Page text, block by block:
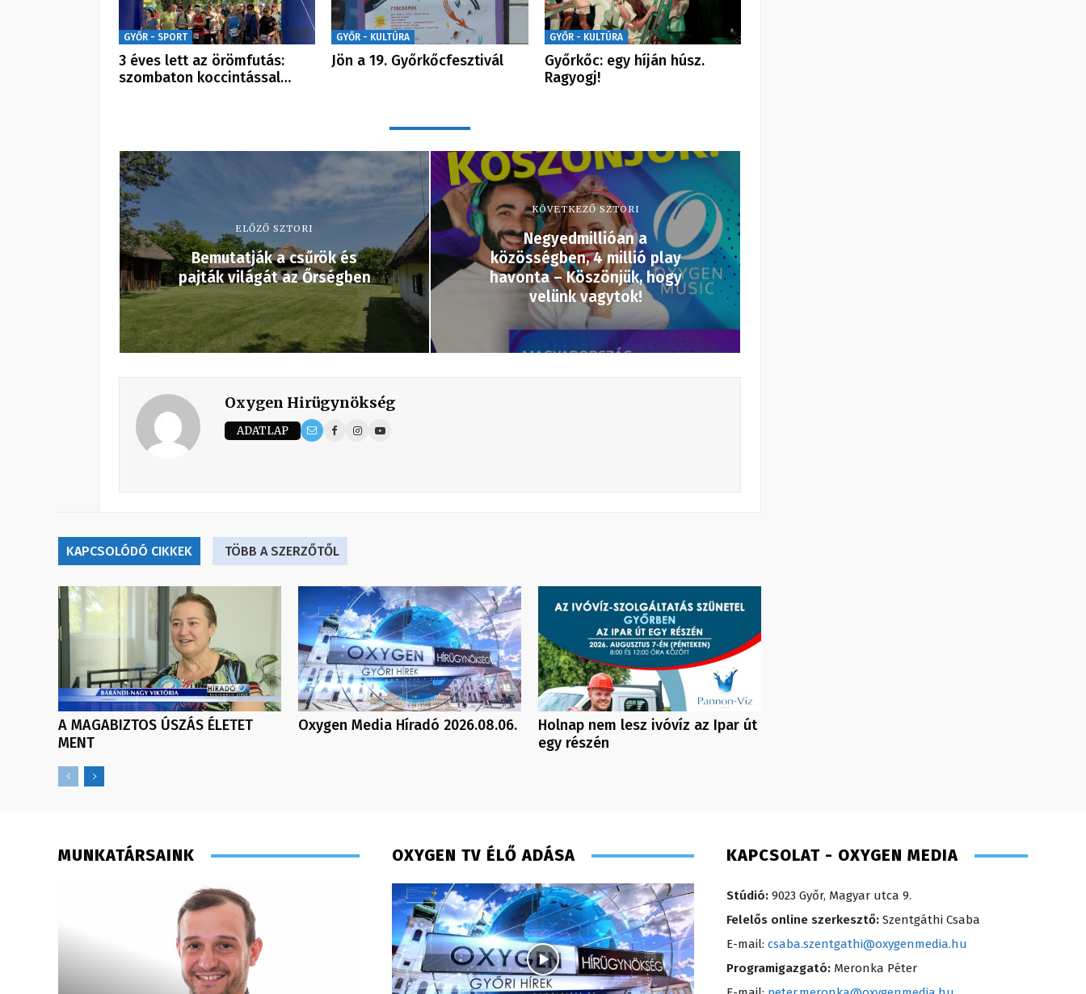
GYŐR - SPORT
3 éves lett az örömfutás:
szombaton koccintással…
GYŐR - KULTÚRA
Jön a 19. Győrkőcfesztivál
GYŐR - KULTÚRA
Győrkőc: egy híján húsz.
Ragyogj!
ELŐZŐ SZTORI
Bemutatják a csűrök és
pajták világát az Őrségben
KÖVETKEZŐ SZTORI
Negyedmillióan a
közösségben, 4 millió play
havonta – Köszönjük, hogy
velünk vagytok!
Oxygen Hirügynökség
ADATLAP
KAPCSOLÓDÓ CIKKEK TÖBB A SZERZŐTŐL
A MAGABIZTOS ÚSZÁS ÉLETET
MENT
Oxygen Media Híradó 2026.08.06.
Holnap nem lesz ivóvíz az Ipar út
egy részén
MUNKATÁRSAINK OXYGEN TV ÉLŐ ADÁSA KAPCSOLAT - OXYGEN MEDIA
Stúdió: 9023 Győr, Magyar utca 9.
Felelős online szerkesztő: Szentgáthi Csaba
E-mail: csaba.szentgathi@oxygenmedia.hu
Programigazgató: Meronka Péter